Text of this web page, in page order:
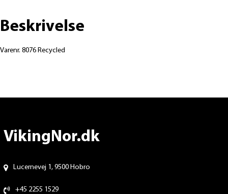
Beskrivelse
Varenr. 8076 Recycled
VikingNor.dk
Lucernevej 1, 9500 Hobro
+45 2255 1529